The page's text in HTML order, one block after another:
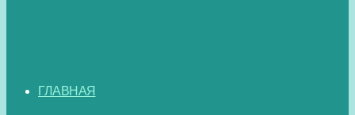
ГЛАВНАЯ